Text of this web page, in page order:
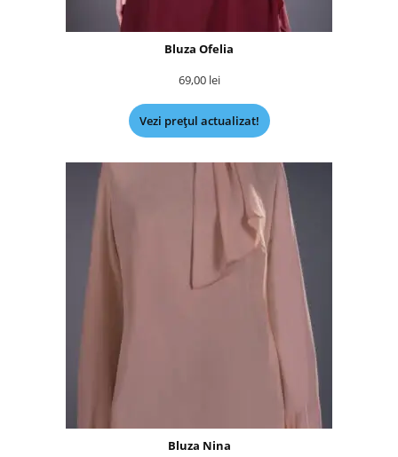
Bluza Ofelia
69,00 lei
Vezi prețul actualizat!
Bluza Nina